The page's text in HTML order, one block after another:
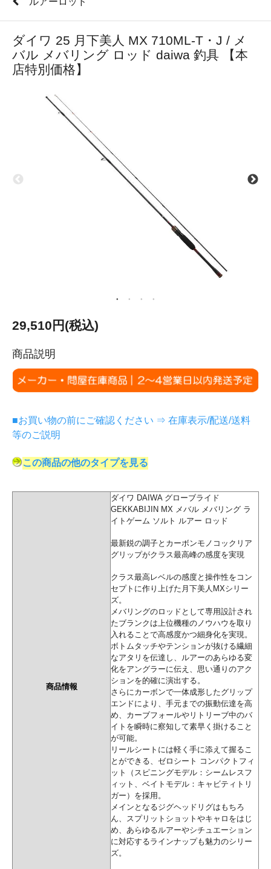
ダイワ 25 月下美人 MX 710ML-T・J / メ
バル メバリング ロッド daiwa 釣具 【本
店特別価格】
29,510円(税込)
商品説明
■お買い物の前にご確認ください ⇒ 在庫表示/配送/送料
等のご説明
この商品の他のタイプを見る
商品情報
ダイワ DAIWA グローブライド
GEKKABIJIN MX メバル メバリング ラ
イトゲーム ソルト ルアー ロッド
最新鋭の調子とカーボンモノコックリア
グリップがクラス最高峰の感度を実現
クラス最高レベルの感度と操作性をコン
セプトに作り上げた月下美人MXシリー
ズ。
メバリングのロッドとして専用設計され
たブランクは上位機種のノウハウを取り
入れることで高感度かつ細身化を実現。
ボトムタッチやテンションが抜ける繊細
なアタリを伝達し、ルアーのあらゆる変
化をアングラーに伝え、思い通りのアク
ションを的確に演出する。
さらにカーボンで一体成形したグリップ
エンドにより、手元までの振動伝達を高
め、カーブフォールやリトリーブ中のバ
イトを瞬時に察知して素早く掛けること
が可能。
リールシートには軽く手に添えて握るこ
とができる、ゼロシート コンパクトフィ
ット（スピニングモデル：シームレスフ
ィット、ベイトモデル：キャビティトリ
ガー）を採用。
メインとなるジグヘッドリグはもちろ
ん、スプリットショットやキャロをはじ
め、あらゆるルアーやシチュエーション
に対応するラインナップも魅力のシリー
ズ。